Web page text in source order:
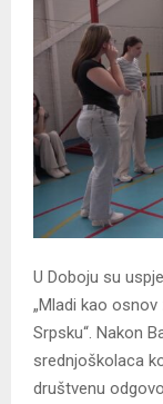
U Doboju su
„Mladi kao
Srpsku“. Nakon
srednjoškolaca
društvenu